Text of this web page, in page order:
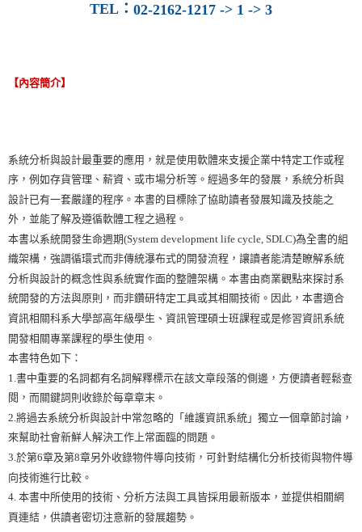
TEL ： 02-2162-1217 -> 1 -> 3
【內容簡介】
系統分析與設計最重要的應用，就是使用軟體來支援企業中特定工作或程
序，例如存貨管理、薪資、或市場分析等。經過多年的發展，系統分析與
設計已有一套嚴謹的程序。本書的目標除了協助讀者發展知識及技能之
外，並能了解及遵循軟體工程之過程。
本書以系統開發生命週期(System development life cycle, SDLC)為全書的組
織架構，強調循環式而非傳統瀑布式的開發流程，讓讀者能清楚瞭解系統
分析與設計的概念性與系統實作面的整體架構。本書由商業觀點來探討系
統開發的方法與原則，而非鑽研特定工具或其相關技術。因此，本書適合
資訊相關科系大學部高年級學生、資訊管理碩士班課程或是修習資訊系統
開發相關專業課程的學生使用。
本書特色如下：
1.書中重要的名詞都有名詞解釋標示在該文章段落的側邊，方便讀者輕鬆查
閱，而關鍵詞則收錄於每章章末。
2.將過去系統分析與設計中常忽略的「維護資訊系統」獨立一個章節討論，
來幫助社會新鮮人解決工作上常面臨的問題。
3.於第6章及第8章另外收錄物件導向技術，可針對結構化分析技術與物件導
向技術進行比較。
4. 本書中所使用的技術、分析方法與工具皆採用最新版本，並提供相關網
頁連結，供讀者密切注意新的發展趨勢。